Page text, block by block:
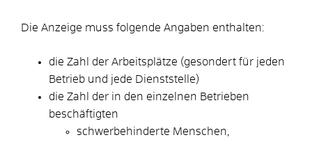
Die Anzeige muss folgende Angaben enthalten:
die Zahl der Arbeitsplätze (gesondert für jeden
Betrieb und jede Dienststelle)
die Zahl der in den einzelnen Betrieben
beschäftigten
schwerbehinderte Menschen,